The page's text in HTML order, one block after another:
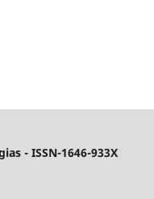
- ISSN-1646-933X